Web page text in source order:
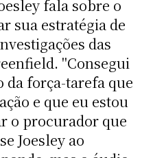
fala sobre o
sua estratégia de
das
"Consegui
força-tarefa que
e que eu estou
o procurador que
Joesley ao